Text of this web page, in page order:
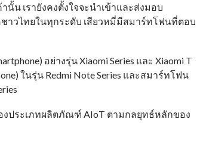
น เรายังคงตั้งใจจะนำเข้าและส่งมอบ
วไทยในทุกระดับ เสียวหมี่มีสมาร์ทโฟนที่ตอบ
อย่างรุ่น Xiaomi Series และ Xiaomi T
ในรุ่น Redmi Note Series และสมาร์ทโฟน
งประเภทผลิตภัณฑ์ AIoT ตามกลยุทธ์หลักของ